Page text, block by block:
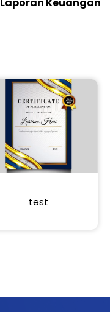
test